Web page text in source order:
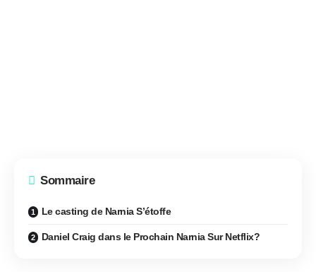
Sommaire
Le casting de Narnia S’étoffe
Daniel Craig dans le Prochain Narnia Sur Netflix?